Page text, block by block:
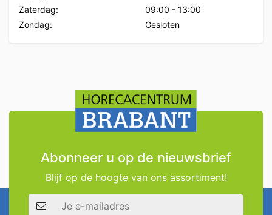
Zaterdag:
09:00 - 13:00
Zondag:
Gesloten
Abonneer u op de nieuwsbrief
Blijf op de hoogte van ons assortiment!
E-mailadres